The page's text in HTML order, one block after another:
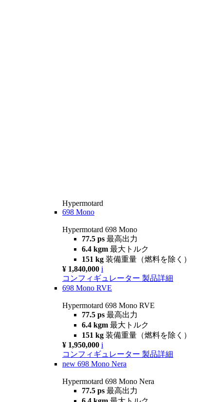
Hypermotard
698 Mono
Hypermotard 698 Mono
77.5 ps 最高出力
6.4 kgm 最大トルク
151 kg 装備重量（燃料を除く）
¥ 1,840,000 i
コンフィギュレーター 製品詳細
698 Mono RVE
Hypermotard 698 Mono RVE
77.5 ps 最高出力
6.4 kgm 最大トルク
151 kg 装備重量（燃料を除く）
¥ 1,950,000 i
コンフィギュレーター 製品詳細
new 698 Mono Nera
Hypermotard 698 Mono Nera
77.5 ps 最高出力